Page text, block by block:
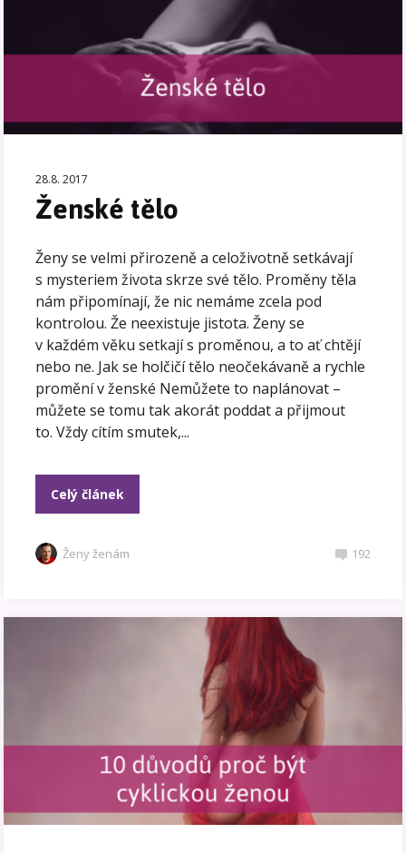
28.8. 2017
Ženské tělo
Ženy se velmi přirozeně a celoživotně setkávají
s mysteriem života skrze své tělo. Proměny těla
nám připomínají, že nic nemáme zcela pod
kontrolou. Že neexistuje jistota. Ženy se
v každém věku setkají s proměnou, a to ať chtějí
nebo ne. Jak se holčičí tělo neočekávaně a rychle
promění v ženské Nemůžete to naplánovat –
můžete se tomu tak akorát poddat a přijmout
to. Vždy cítím smutek,...
Celý článek
Ženy ženám 192